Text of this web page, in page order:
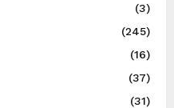
(3)
(245)
(16)
(37)
(31)